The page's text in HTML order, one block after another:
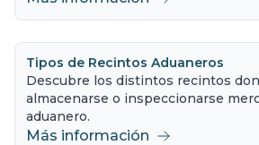
Tipos de Recintos Aduaneros
Descubre los distintos recintos
almacenarse o inspeccionarse
aduanero.
Más información